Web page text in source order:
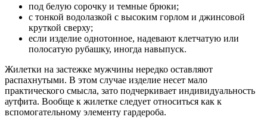
под белую сорочку и темные брюки;
с тонкой водолазкой с высоким горлом и джинсовой
круткой сверху;
если изделие однотонное, надевают клетчатую или
полосатую рубашку, иногда навыпуск.
Жилетки на застежке мужчины нередко оставляют
распахнутыми. В этом случае изделие несет мало
практического смысла, зато подчеркивает индивидуальность
аутфита. Вообще к жилетке следует относиться как к
вспомогательному элементу гардероба.